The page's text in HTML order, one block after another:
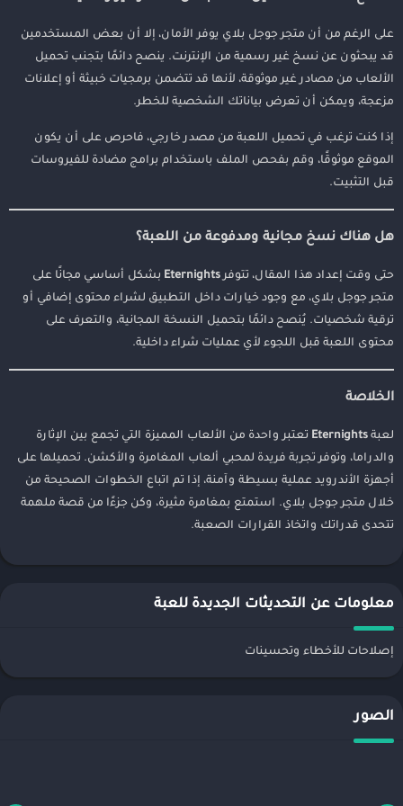
على الرغم من أن متجر جوجل بلاي يوفر الأمان، إلا أن بعض المستخدمين
قد يبحثون عن نسخ غير رسمية من الإنترنت. ينصح دائمًا بتجنب تحميل
الألعاب من مصادر غير موثوقة، لأنها قد تتضمن برمجيات خبيثة أو إعلانات
مزعجة، ويمكن أن تعرض بياناتك الشخصية للخطر.
إذا كنت ترغب في تحميل اللعبة من مصدر خارجي، فاحرص على أن يكون
الموقع موثوقًا، وقم بفحص الملف باستخدام برامج مضادة للفيروسات
قبل التثبيت.
هل هناك نسخ مجانية ومدفوعة من اللعبة؟
حتى وقت إعداد هذا المقال، تتوفرEternights بشكل أساسي مجانًا على
متجر جوجل بلاي، مع وجود خيارات داخل التطبيق لشراء محتوى إضافي أو
ترقية شخصيات. يُنصح دائمًا بتحميل النسخة المجانية، والتعرف على
محتوى اللعبة قبل اللجوء لأي عمليات شراء داخلية.
الخلاصة
لعبة Eternights تعتبر واحدة من الألعاب المميزة التي تجمع بين الإثارة
والدراما، وتوفر تجربة فريدة لمحبي ألعاب المغامرة والأكشن. تحميلها على
أجهزة الأندرويد عملية بسيطة وآمنة، إذا تم اتباع الخطوات الصحيحة من
خلال متجر جوجل بلاي. استمتع بمغامرة مثيرة، وكن جزءًا من قصة ملهمة
تتحدى قدراتك واتخاذ القرارات الصعبة.
معلومات عن التحديثات الجديدة للعبة
إصلاحات للأخطاء وتحسينات
الصور